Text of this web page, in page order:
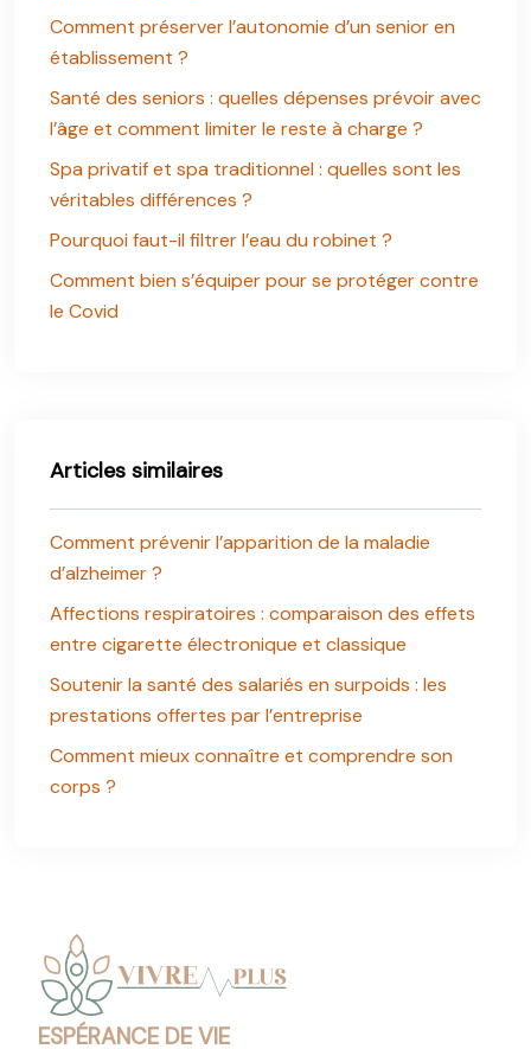
Comment préserver l’autonomie d’un senior en
établissement ?
Santé des seniors : quelles dépenses prévoir avec
l’âge et comment limiter le reste à charge ?
Spa privatif et spa traditionnel : quelles sont les
véritables différences ?
Pourquoi faut-il filtrer l’eau du robinet ?
Comment bien s’équiper pour se protéger contre
le Covid
Articles similaires
Comment prévenir l’apparition de la maladie
d’alzheimer ?
Affections respiratoires : comparaison des effets
entre cigarette électronique et classique
Soutenir la santé des salariés en surpoids : les
prestations offertes par l’entreprise
Comment mieux connaître et comprendre son
corps ?
ESPÉRANCE DE VIE